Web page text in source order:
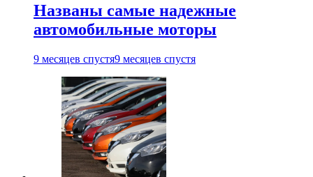
Названы самые надежные
автомобильные моторы
9 месяцев спустя9 месяцев спустя